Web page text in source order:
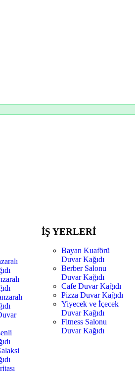
İŞ YERLERİ
Bayan Kuaförü
Duvar Kağıdı
Berber Salonu
Duvar Kağıdı
Cafe Duvar Kağıdı
Pizza Duvar Kağıdı
Yiyecek ve İçecek
Duvar Kağıdı
Fitness Salonu
Duvar Kağıdı